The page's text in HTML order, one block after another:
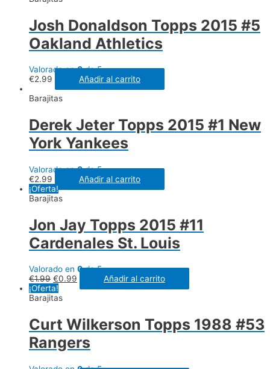
Josh Donaldson Topps 2015 #5
Oakland Athletics
Valorado en0de 5
€2.99
Añadir al carrito
Barajitas
Derek Jeter Topps 2015 #1 New
York Yankees
Valorado en0de 5
€2.99
Añadir al carrito
¡Oferta!
Barajitas
Jon Jay Topps 2015 #11
Cardenales St. Louis
Valorado en 0de 5
€1.99 €0.99
Añadir al carrito
¡Oferta!
Barajitas
Curt Wilkerson Topps 1988 #53
Rangers